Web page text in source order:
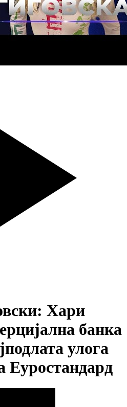
Хари
банка
улога
Еуростандард